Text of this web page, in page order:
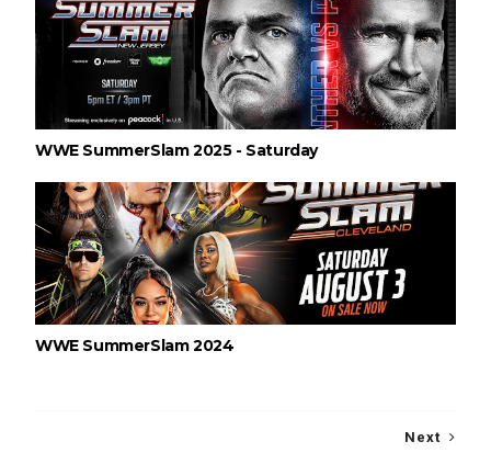
WWE SummerSlam 2025 - Saturday
WWE SummerSlam 2024
Next